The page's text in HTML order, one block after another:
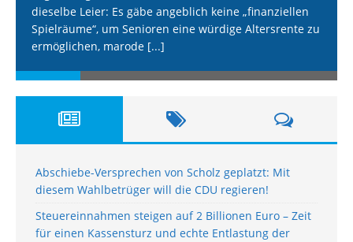
dieselbe Leier: Es gäbe angeblich keine „finanziellen
Spielräume“, um Senioren eine würdige Altersrente zu
ermöglichen, marode [...]
Abschiebe-Versprechen von Scholz geplatzt: Mit
diesem Wahlbetrüger will die CDU regieren!
Steuereinnahmen steigen auf 2 Billionen Euro – Zeit
für einen Kassensturz und echte Entlastung der